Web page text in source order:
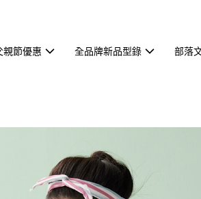
親節優惠 全品牌新品型錄 部落